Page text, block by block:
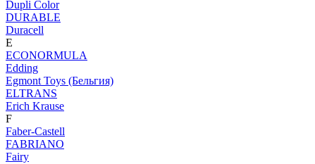
Dupli Color
DURABLE
Duracell
E
ECONORMULA
Edding
Egmont Toys (Бельгия)
ELTRANS
Erich Krause
F
Faber-Castell
FABRIANO
Fairy